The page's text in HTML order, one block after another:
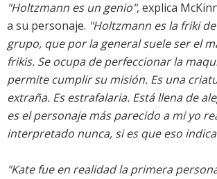
"Holtzmann es un genio", explica
a su personaje. "Holtzmann es la friki
grupo, que por la general suele ser el
frikis. Se ocupa de perfeccionar la
permite cumplir su misión. Es una
extraña. Es estrafalaria. Está llena de
es el personaje más parecido a mi yo
interpretado nunca, si es que eso
"Kate fue en realidad la primera